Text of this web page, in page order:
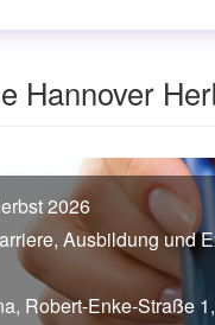
Hannover
2026
Ausbildung und
Robert-Enke-Straße